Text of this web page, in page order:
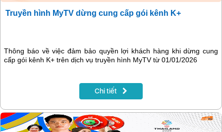
Truyền hình MyTV dừng cung cấp gói kênh K+
Thông báo về việc đảm bảo quyền lợi khách hàng khi dừng cung
cấp gói kênh K+ trên dịch vụ truyền hình MyTV từ 01/01/2026
Chi tiết